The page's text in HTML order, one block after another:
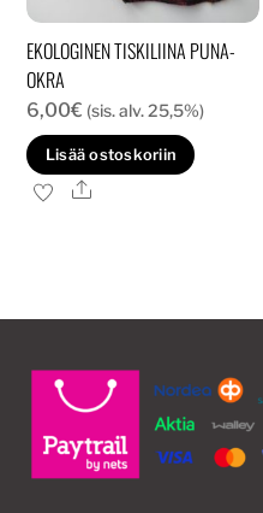
EKOLOGINEN TISKILIINA PUNA-
OKRA
6,00€ (sis. alv. 25,5%)
Lisää ostoskoriin
Ale